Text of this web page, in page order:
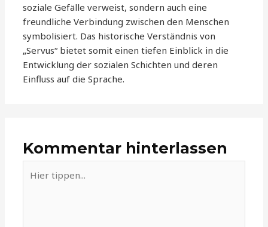
soziale Gefälle verweist, sondern auch eine
freundliche Verbindung zwischen den Menschen
symbolisiert. Das historische Verständnis von
„Servus“ bietet somit einen tiefen Einblick in die
Entwicklung der sozialen Schichten und deren
Einfluss auf die Sprache.
Kommentar hinterlassen
tippen...